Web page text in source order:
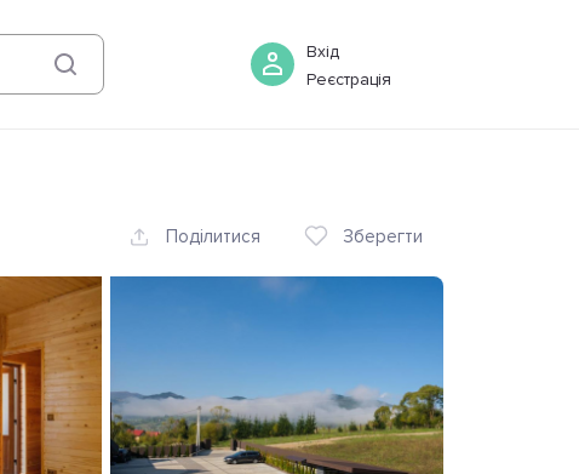
Вхід
Реєстрація
08 серпня Бронювати
Поділитися Зберегти